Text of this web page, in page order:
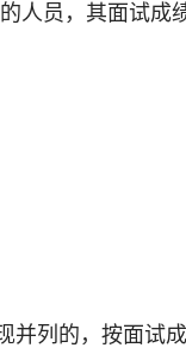
人员，其面试成
并列的，按面试